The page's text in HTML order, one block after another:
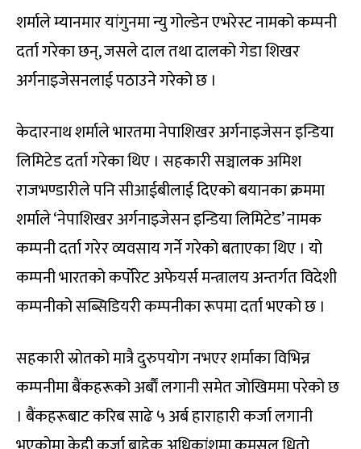
शर्माले म्यानमार यांगुनमा न्यु गोल्डेन एभरेस्ट नामको कम्पनी
दर्ता गरेका छन्, जसले दाल तथा दालको गेडा शिखर
अर्गनाइजेसनलाई पठाउने गरेको छ ।
केदारनाथ शर्माले भारतमा नेपाशिखर अर्गनाइजेसन इन्डिया
लिमिटेड दर्ता गरेका थिए । सहकारी सञ्चालक अमिश
राजभण्डारीले पनि सीआईबीलाई दिएको बयानका क्रममा
शर्माले ‘नेपाशिखर अर्गनाइजेसन इन्डिया लिमिटेड’ नामक
कम्पनी दर्ता गरेर व्यवसाय गर्ने गरेको बताएका थिए । यो
कम्पनी भारतको कर्पोरेट अफेयर्स मन्त्रालय अन्तर्गत विदेशी
कम्पनीको सब्सिडियरी कम्पनीका रूपमा दर्ता भएको छ ।
सहकारी स्रोतको मात्रै दुरुपयोग नभएर शर्माका विभिन्न
कम्पनीमा बैंकहरूको अर्बाैं लगानी समेत जोखिममा परेको छ
। बैंकहरूबाट करिब साढे ५ अर्ब हाराहारी कर्जा लगानी